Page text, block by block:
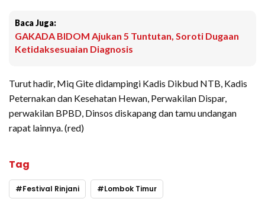
Baca Juga:
GAKADA BIDOM Ajukan 5 Tuntutan, Soroti Dugaan
Ketidaksesuaian Diagnosis
Turut hadir, Miq Gite didampingi Kadis Dikbud NTB, Kadis
Peternakan dan Kesehatan Hewan, Perwakilan Dispar,
perwakilan BPBD, Dinsos diskapang dan tamu undangan
rapat lainnya. (red)
Tag
Festival Rinjani Lombok Timur